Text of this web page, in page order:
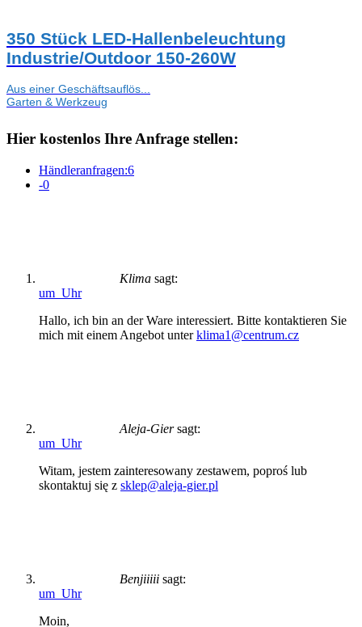
350 Stück LED-Hallenbeleuchtung
Industrie/Outdoor 150-260W
Aus einer Geschäftsauflös...
Garten & Werkzeug
Hier kostenlos Ihre Anfrage stellen:
Händleranfragen:6
-0
Klima sagt:
um Uhr
Hallo, ich bin an der Ware interessiert. Bitte kontaktieren Sie
mich mit einem Angebot unterklima1@centrum.cz
Aleja-Gier sagt:
um Uhr
Witam, jestem zainteresowany zestawem, poproś lub
skontaktuj się z sklep@aleja-gier.pl
Benjiiiii sagt:
um Uhr
Moin,